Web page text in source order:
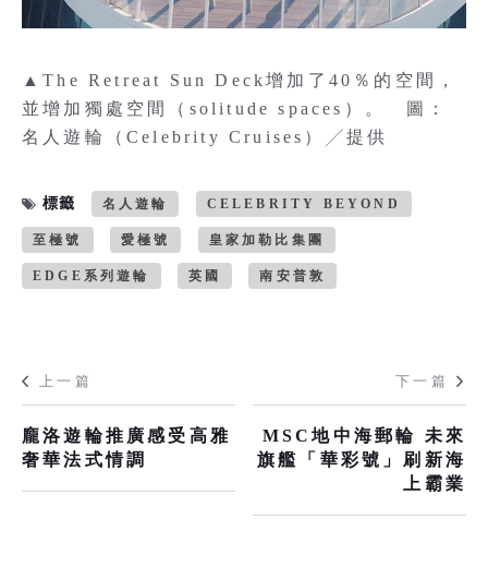
▲The Retreat Sun Deck增加了40％的空間，
並增加獨處空間（solitude spaces）。 圖：
名人遊輪（Celebrity Cruises）╱提供
標籤 名人遊輪 CELEBRITY BEYOND
至極號 愛極號 皇家加勒比集團
EDGE系列遊輪 英國 南安普敦
上一篇
龐洛遊輪推廣感受高雅
奢華法式情調
下一篇
MSC地中海郵輪 未來
旗艦「華彩號」刷新海
上霸業